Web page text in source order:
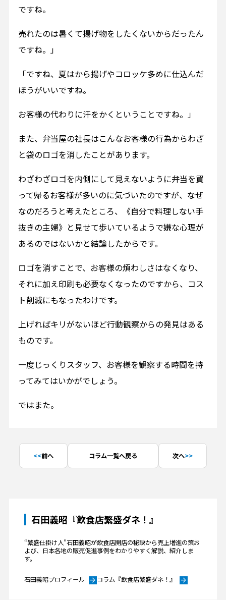
ですね。
売れたのは暑くて揚げ物をしたくないからだったん
ですね。」
「ですね、夏はから揚げやコロッケ多めに仕込んだ
ほうがいいですね。
お客様の代わりに汗をかくということですね。」
また、弁当屋の社長はこんなお客様の行為からわざ
と袋のロゴを消したことがあります。
わざわざロゴを内側にして見えないように弁当を買
って帰るお客様が多いのに気づいたのですが、なぜ
なのだろうと考えたところ、《自分で料理しない手
抜きの主婦》と見せて歩いているようで嫌な心理が
あるのではないかと結論したからです。
ロゴを消すことで、お客様の煩わしさはなくなり、
それに加え印刷も必要なくなったのですから、コス
ト削減にもなったわけです。
上げればキリがないほど行動観察からの発見はある
ものです。
一度じっくりスタッフ、お客様を観察する時間を持
ってみてはいかがでしょう。
ではまた。
前へ コラム一覧へ戻る 次へ
石田義昭『飲食店繁盛ダネ！』
“繁盛仕掛け人”石田義昭が飲食店開店の秘訣から売上増進の策お
よび、日本各地の販売促進事例をわかりやすく解説、紹介しま
す。
石田義昭プロフィール arrow_forwardコラム『飲食店繁盛ダネ！』 arrow_forward